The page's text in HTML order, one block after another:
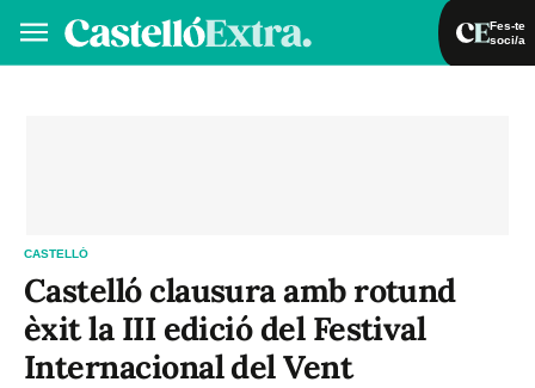
Fes-te
soci/a
CASTELLÓ
Castelló clausura amb rotund
èxit la III edició del Festival
Internacional del Vent